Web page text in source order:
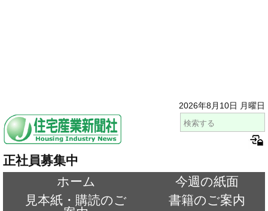
2026年8月10日 月曜日
正社員募集中
ホーム
今週の紙面
見本紙・購読のご
書籍のご案内